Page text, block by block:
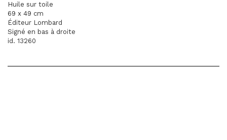
Huile sur toile
69 x 49 cm
Éditeur Lombard
Signé en bas à droite
id. 13260